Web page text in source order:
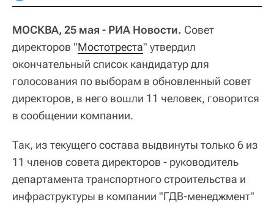
МОСКВА, 25 мая - РИА Новости. Совет
директоров "Мостотреста" утвердил
окончательный список кандидатур для
голосования по выборам в обновленный совет
директоров, в него вошли 11 человек, говорится
в сообщении компании.
Так, из текущего состава выдвинуты только 6 из
11 членов совета директоров - руководитель
департамента транспортного строительства и
инфраструктуры в компании "ГДВ-менеджмент"